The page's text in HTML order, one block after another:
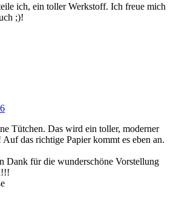
ich, ein toller Werkstoff. Ich freue mich
;)!
Tütchen. Das wird ein toller, moderner
das richtige Papier kommt es eben an.
Dank für die wunderschöne Vorstellung